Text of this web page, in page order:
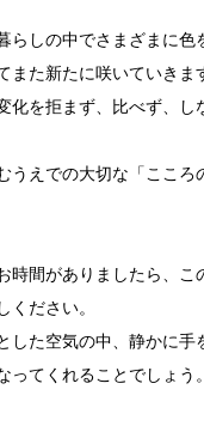
らしの中でさまざまに色
また新たに咲いていきま
化を拒まず、比べず、し
うえでの大切な「こころ
時間がありましたら、こ
ください。
した空気の中、静かに手
ってくれることでしょう。